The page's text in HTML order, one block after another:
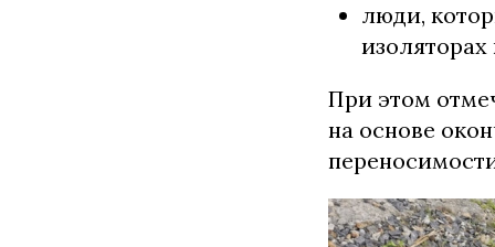
люди,
При этом
на основе